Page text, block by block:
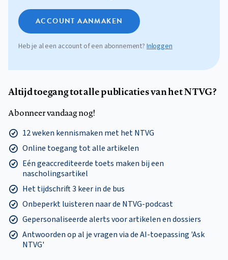
ACCOUNT AANMAKEN
Heb je al een account of een abonnement? Inloggen
Altijd toegang tot alle publicaties van het NTVG?
Abonneer vandaag nog!
12 weken kennismaken met het NTVG
Online toegang tot alle artikelen
Eén geaccrediteerde toets maken bij een
nascholingsartikel
Het tijdschrift 3 keer in de bus
Onbeperkt luisteren naar de NTVG-podcast
Gepersonaliseerde alerts voor artikelen en dossiers
Antwoorden op al je vragen via de AI-toepassing 'Ask
NTVG'